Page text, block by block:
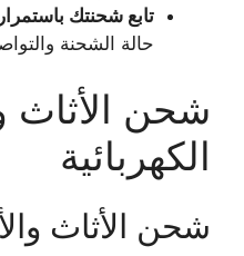
تابع شحنتك باستمرار
حالة الشحنة
شحن الأثاث
الكهربائية
شحن الأثاث